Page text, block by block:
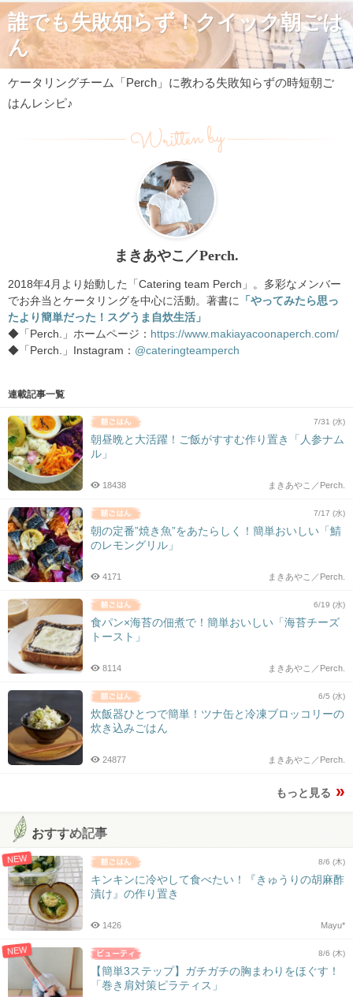
誰でも失敗知らず！クイック朝ごは
ん
ケータリングチーム「Perch」に教わる失敗知らずの時短朝ご
はんレシピ♪
Written by
まきあやこ／Perch.
2018年4月より始動した「Catering team Perch」。多彩なメンバー
でお弁当とケータリングを中心に活動。著書に 「やってみたら思っ
たより簡単だった！スグうま自炊生活」
◆「Perch.」ホームページ： https://www.makiayacoonaperch.com/
◆「Perch.」Instagram： @cateringteamperch
連載記事一覧
7/31 (水)
朝昼晩と大活躍！ご飯がすすむ作り置き「人参ナム
ル」
まきあやこ／Perch.
18438
7/17 (水)
朝の定番”焼き魚”をあたらしく！簡単おいしい「鯖
のレモングリル」
まきあやこ／Perch.
4171
6/19 (水)
食パン×海苔の佃煮で！簡単おいしい「海苔チーズ
トースト」
まきあやこ／Perch.
8114
6/5 (水)
炊飯器ひとつで簡単！ツナ缶と冷凍ブロッコリーの
炊き込みごはん
まきあやこ／Perch.
24877
もっと見る
おすすめ記事
NEW 8/6 (木)
キンキンに冷やして食べたい！『きゅうりの胡麻酢
漬け』の作り置き
Mayu*
1426
NEW 8/6 (木)
【簡単3ステップ】ガチガチの胸まわりをほぐす！
「巻き肩対策ピラティス」